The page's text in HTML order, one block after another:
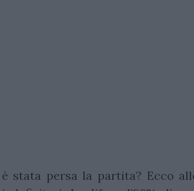
stata persa la partita? Ecco